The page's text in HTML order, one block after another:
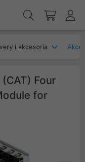
i akcesoria
Four
for